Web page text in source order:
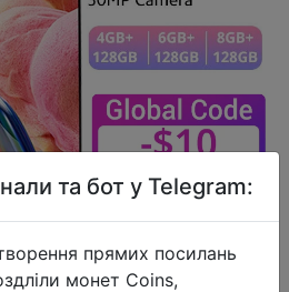
та бот у Telegram:
прямих посилань
монет Coins,